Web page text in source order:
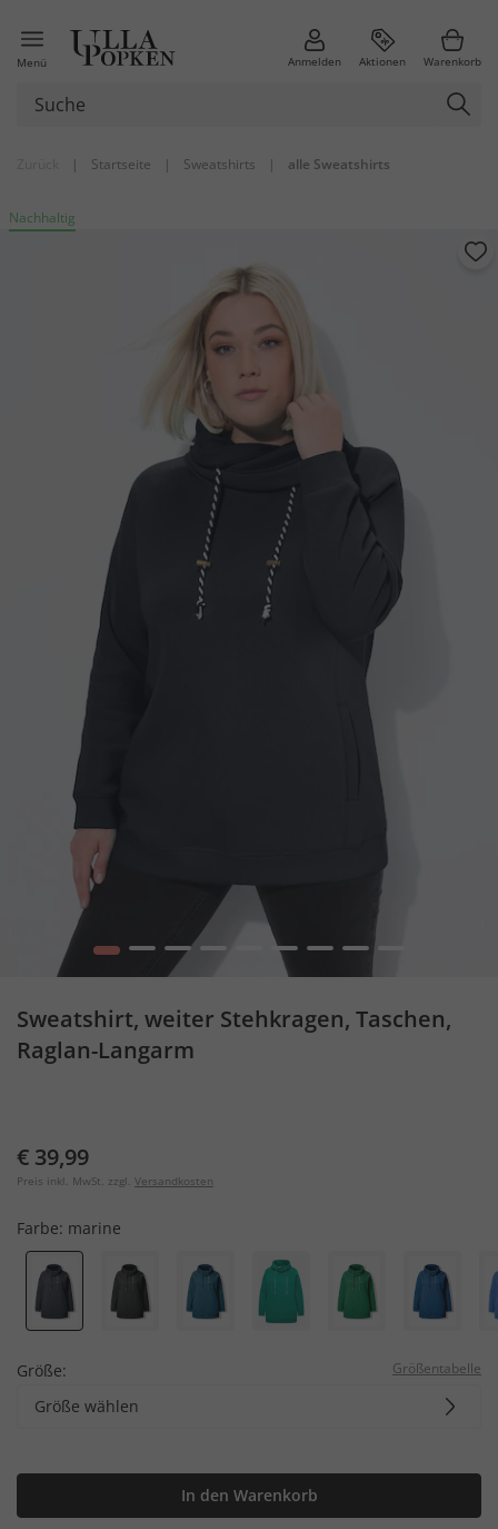
Menü Anmelden Aktionen Warenkorb
| Startseite | Sweatshirts | alle Sweatshirts
Nachhaltig
1 2 3 4 6 7 8
Sweatshirt, weiter Stehkragen, Taschen,
Raglan-Langarm
€ 39,99
Preis inkl. MwSt. zzgl. Versandkosten
Farbe: marine
Größe: Größentabelle
Größe wählen
In den Warenkorb